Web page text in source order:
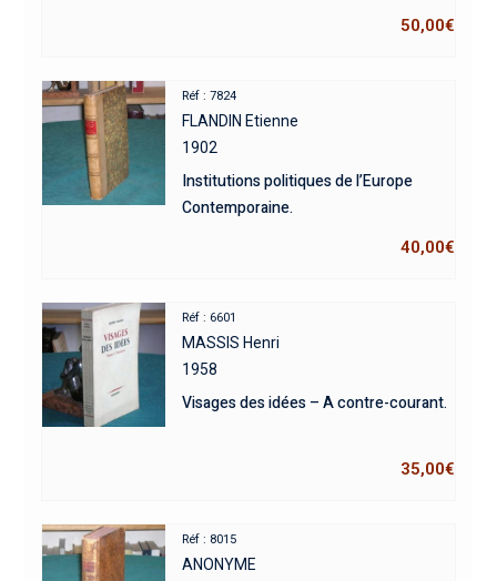
50,00€
Réf : 7824
FLANDIN Etienne
1902
Institutions politiques de l’Europe
Contemporaine.
40,00€
Réf : 6601
MASSIS Henri
1958
Visages des idées – A contre-courant.
35,00€
Réf : 8015
ANONYME